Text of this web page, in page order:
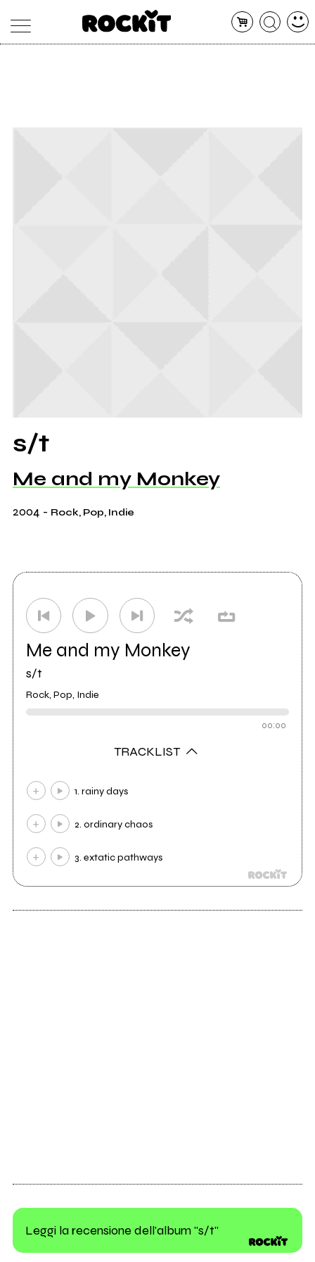
CONCERTI
s/t
Me and my Monkey
2004 - Rock, Pop, Indie
Me and my Monkey
s/t
Rock, Pop, Indie
00:00
TRACKLIST
1. rainy days
2. ordinary chaos
3. extatic pathways
Leggi la recensione dell'album "s/t"